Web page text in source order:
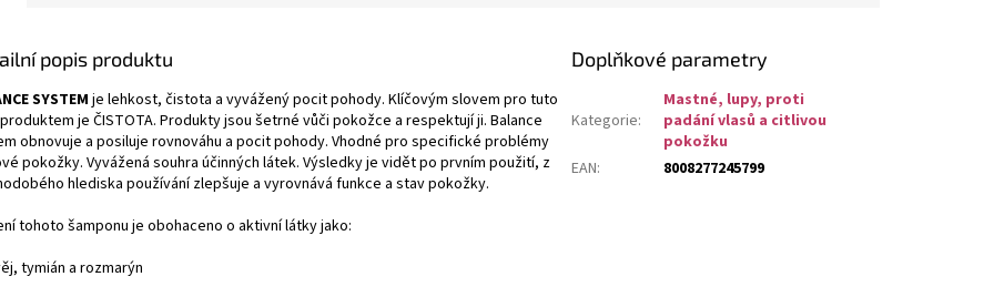
popis produktu
SYSTEMje lehkost, čistota a vyvážený pocit pohody. Klíčovým slovem pro tuto
je ČISTOTA. Produkty jsou šetrné vůči pokožce a respektují ji. Balance
obnovuje a posiluje rovnováhu a pocit pohody. Vhodné pro specifické problémy
pokožky. Vyvážená souhra účinných látek. Výsledky je vidět po prvním použití, z
hlediska používání zlepšuje a vyrovnává funkce a stav pokožky.
tohoto šamponu je obohaceno o aktivní látky jako:
tymián a rozmarýn
Doplňkové parametry
Kategorie:
Mastné, lupy, proti
padání vlasů a citlivou
pokožku
EAN: 8008277245799